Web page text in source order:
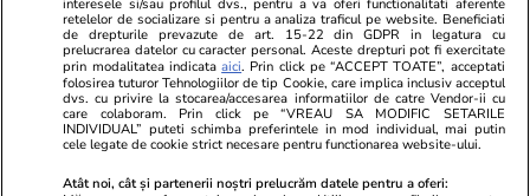
Politică 09:02
CTP nu îl iartă pe Nicușor Dan:
„Minte, dă din mâini… Este mult
mai perfid decât l-am crezut.
Avea datoria să pună PSD-ul la
punct”
interesele si/sau profilul dvs., pentru a va oferi functionalitati aferente
retelelor de socializare si pentru a analiza traficul pe website. Beneficiati
de drepturile prevazute de art. 15-22 din GDPR in legatura cu
prelucrarea datelor cu caracter personal. Aceste drepturi pot fi exercitate
prin modalitatea indicataaici. Prin click pe “ACCEPT TOATE”, acceptati
folosirea tuturor Tehnologiilor de tip Cookie, care implica inclusiv acceptul
dvs. cu privire la stocarea/accesarea informatiilor de catre Vendor-ii cu
care colaboram. Prin click pe “VREAU SA MODIFIC SETARILE
INDIVIDUAL” puteti schimba preferintele in mod individual, mai putin
cele legate de cookie strict necesare pentru functionarea website-ului.
Atât noi, cât și partenerii noștri prelucrăm datele pentru a oferi: